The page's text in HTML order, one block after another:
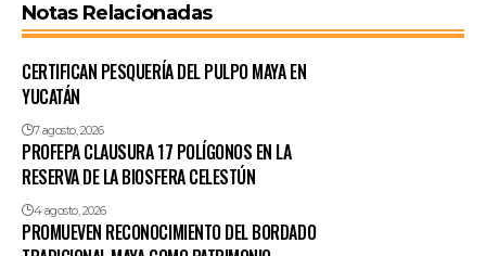
Notas Relacionadas
CERTIFICAN PESQUERÍA DEL PULPO MAYA EN
YUCATÁN
7 agosto, 2026
PROFEPA CLAUSURA 17 POLÍGONOS EN LA
RESERVA DE LA BIOSFERA CELESTÚN
4 agosto, 2026
PROMUEVEN RECONOCIMIENTO DEL BORDADO